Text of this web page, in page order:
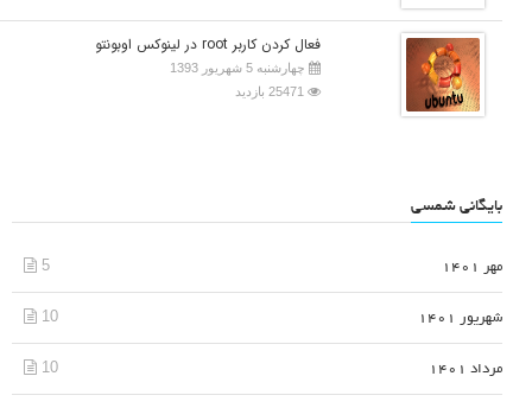
فعال کردن کاربر root در لینوکس اوبونتو
چهارشنبه 5 شهریور 1393
25471 بازدید
بایگانی شمسی
مهر 1401 5
شهریور 1401 10
مرداد 1401 10